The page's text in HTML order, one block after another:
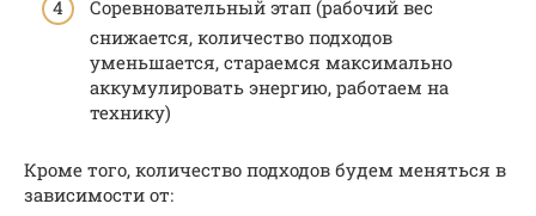
Соревновательный этап (рабочий вес
снижается, количество подходов
уменьшается, стараемся максимально
аккумулировать энергию, работаем на
технику)
Кроме того, количество подходов будем меняться в
зависимости от: